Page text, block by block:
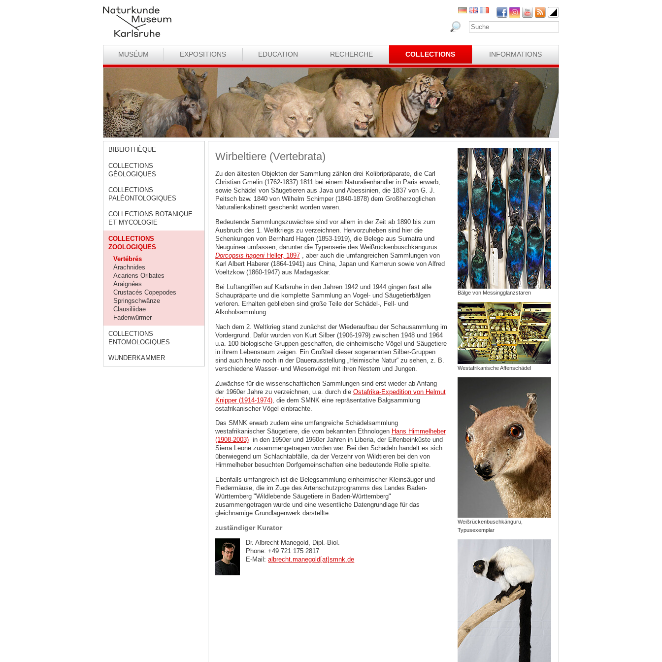
MUSÉUM EXPOSITIONS EDUCATION RECHERCHE COLLECTIONS INFORMATIONS
BIBLIOTHÈQUE
COLLECTIONS
GÉOLOGIQUES
COLLECTIONS
PALÉONTOLOGIQUES
COLLECTIONS BOTANIQUE
ET MYCOLOGIE
COLLECTIONS
ZOOLOGIQUES
Vertébrés
Arachnides
Acariens Oribates
Araignées
Crustacés Copepodes
Springschwänze
Clausiliidae
Fadenwürmer
COLLECTIONS
ENTOMOLOGIQUES
WUNDERKAMMER
Wirbeltiere (Vertebrata)
Zu den ältesten Objekten der Sammlung zählen drei Kolibripräparate, die Carl
Christian Gmelin (1762-1837) 1811 bei einem Naturalienhändler in Paris erwarb,
sowie Schädel von Säugetieren aus Java und Abessinien, die 1837 von G. J.
Peitsch bzw. 1840 von Wilhelm Schimper (1840-1878) dem Großherzoglichen
Naturalienkabinett geschenkt worden waren.
Bedeutende Sammlungszuwächse sind vor allem in der Zeit ab 1890 bis zum
Ausbruch des 1. Weltkriegs zu verzeichnen. Hervorzuheben sind hier die
Schenkungen von Bernhard Hagen (1853-1919), die Belege aus Sumatra und
Neuguinea umfassen, darunter die Typenserie des Weißrückenbuschkängurus
Dorcopsis hageniHeller, 1897, aber auch die umfangreichen Sammlungen von
Karl Albert Haberer (1864-1941) aus China, Japan und Kamerun sowie von Alfred
Voeltzkow (1860-1947) aus Madagaskar.
Bei Luftangriffen auf Karlsruhe in den Jahren 1942 und 1944 gingen fast alle
Schaupräparte und die komplette Sammlung an Vogel- und Säugetierbälgen
verloren. Erhalten geblieben sind große Teile der Schädel-, Fell- und
Alkoholsammlung.
Nach dem 2. Weltkrieg stand zunächst der Wiederaufbau der Schausammlung im
Vordergrund. Dafür wurden von Kurt Silber (1906-1979) zwischen 1948 und 1964
u.a. 100 biologische Gruppen geschaffen, die einheimische Vögel und Säugetiere
in ihrem Lebensraum zeigen. Ein Großteil dieser sogenannten Silber-Gruppen
sind auch heute noch in der Dauerausstellung „Heimische Natur“ zu sehen, z. B.
verschiedene Wasser- und Wiesenvögel mit ihren Nestern und Jungen.
Zuwächse für die wissenschaftlichen Sammlungen sind erst wieder ab Anfang
der 1960er Jahre zu verzeichnen, u.a. durch die Ostafrika-Expedition von Helmut
Knipper (1914-1974), die dem SMNK eine repräsentative Balgsammlung
ostafrikanischer Vögel einbrachte.
Das SMNK erwarb zudem eine umfangreiche Schädelsammlung
westafrikanischer Säugetiere, die vom bekannten Ethnologen Hans Himmelheber
(1908-2003)in den 1950er und 1960er Jahren in Liberia, der Elfenbeinküste und
Sierra Leone zusammengetragen worden war. Bei den Schädeln handelt es sich
überwiegend um Schlachtabfälle, da der Verzehr von Wildtieren bei den von
Himmelheber besuchten Dorfgemeinschaften eine bedeutende Rolle spielte.
Ebenfalls umfangreich ist die Belegsammlung einheimischer Kleinsäuger und
Fledermäuse, die im Zuge des Artenschutzprogramms des Landes Baden-
Württemberg "Wildlebende Säugetiere in Baden-Württemberg"
zusammengetragen wurde und eine wesentliche Datengrundlage für das
gleichnamige Grundlagenwerk darstellte.
zuständiger Kurator
Dr. Albrecht Manegold, Dipl.-Biol.
Phone: +49 721 175 2817
E-Mail:albrecht.manegold[at]smnk .de
Bälge von Messingglanzstaren
Westafrikanische Affenschädel
Weißrückenbuschkänguru,
Typusexemplar